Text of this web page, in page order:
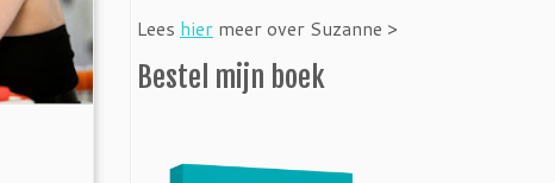
Lees hier meer over Suzanne >
Bestel mijn boek